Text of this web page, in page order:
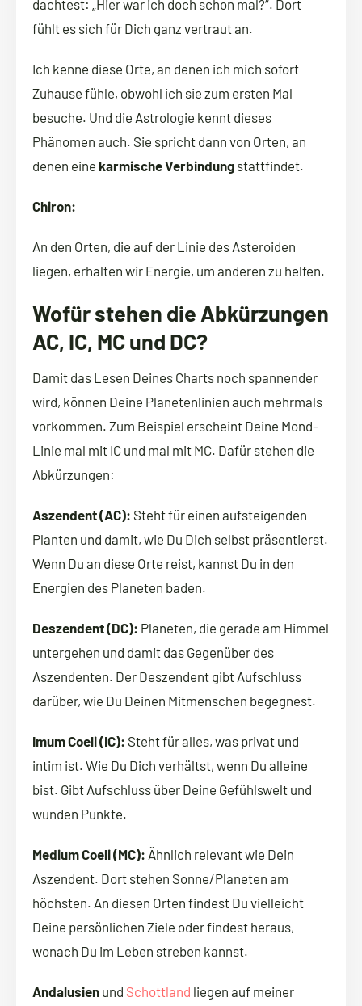
dachtest: „Hier war ich doch schon mal?“. Dort
fühlt es sich für Dich ganz vertraut an.
Ich kenne diese Orte, an denen ich mich sofort
Zuhause fühle, obwohl ich sie zum ersten Mal
besuche. Und die Astrologie kennt dieses
Phänomen auch. Sie spricht dann von Orten, an
denen eine karmische Verbindung stattfindet.
Chiron:
An den Orten, die auf der Linie des Asteroiden
liegen, erhalten wir Energie, um anderen zu helfen.
Wofür stehen die Abkürzungen
AC, IC, MC und DC?
Damit das Lesen Deines Charts noch spannender
wird, können Deine Planetenlinien auch mehrmals
vorkommen. Zum Beispiel erscheint Deine Mond-
Linie mal mit IC und mal mit MC. Dafür stehen die
Abkürzungen:
Aszendent (AC): Steht für einen aufsteigenden
Planten und damit, wie Du Dich selbst präsentierst.
Wenn Du an diese Orte reist, kannst Du in den
Energien des Planeten baden.
Deszendent (DC): Planeten, die gerade am Himmel
untergehen und damit das Gegenüber des
Aszendenten. Der Deszendent gibt Aufschluss
darüber, wie Du Deinen Mitmenschen begegnest.
Imum Coeli (IC): Steht für alles, was privat und
intim ist. Wie Du Dich verhältst, wenn Du alleine
bist. Gibt Aufschluss über Deine Gefühlswelt und
wunden Punkte.
Medium Coeli (MC): Ähnlich relevant wie Dein
Aszendent. Dort stehen Sonne/Planeten am
höchsten. An diesen Orten findest Du vielleicht
Deine persönlichen Ziele oder findest heraus,
wonach Du im Leben streben kannst.
Andalusien und Schottland liegen auf meiner